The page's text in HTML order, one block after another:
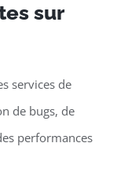
sur
services de
de bugs, de
performances